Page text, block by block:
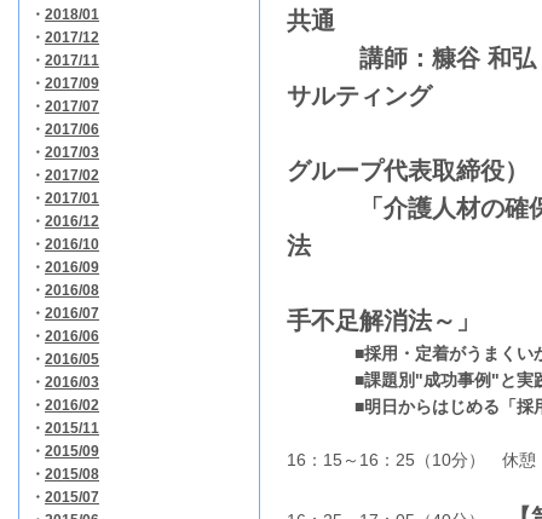
・ 2018/01
・ 2017/12
・ 2017/11
・ 2017/09
・ 2017/07
・ 2017/06
・ 2017/03
・ 2017/02
・ 2017/01
・ 2016/12
・ 2016/10
・ 2016/09
・ 2016/08
・ 2016/07
・ 2016/06
・ 2016/05
・ 2016/03
・ 2016/02
・ 2015/11
・ 2015/09
・ 2015/08
・ 2015/07
共通
講師：糠谷 和弘
サルティング
グループ代表取締役）
「介護人材の確保
法
手不足解消法～」
■採用・定着がうまくいか
■課題別"成功事例"と実践
■明日からはじめる「採用
16：15～16：25（10分） 休憩